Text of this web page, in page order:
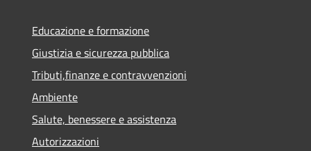
Educazione e formazione
Giustizia e sicurezza pubblica
Tributi,finanze e contravvenzioni
Ambiente
Salute, benessere e assistenza
Autorizzazioni